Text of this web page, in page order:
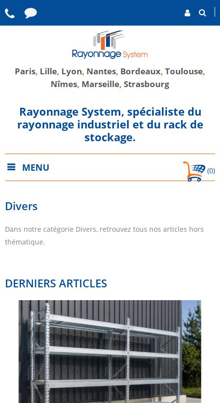
Paris, Lille, Lyon, Nantes, Bordeaux, Toulouse,
Nîmes, Marseille, Strasbourg
Rayonnage System, spécialiste du
rayonnage industriel et du rack de
stockage.
MENU (0)
Divers
Dans notre catégorie Divers, retrouvez tous nos articles hors
thématique.
DERNIERS ARTICLES